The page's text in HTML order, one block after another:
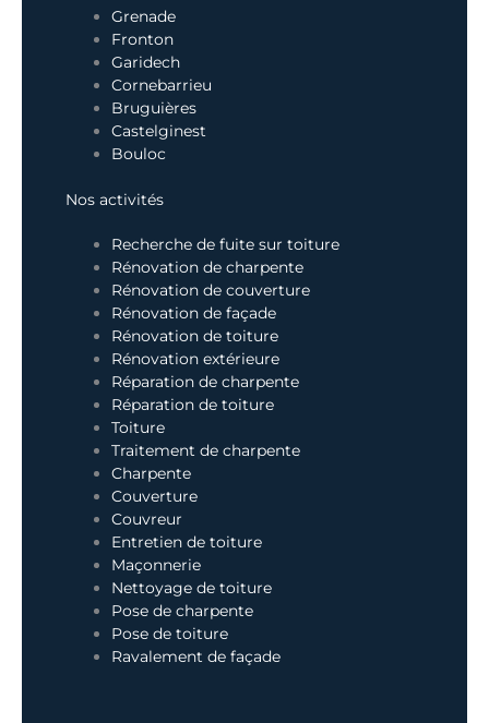
Grenade
Fronton
Garidech
Cornebarrieu
Bruguières
Castelginest
Bouloc
Nos activités
Recherche de fuite sur toiture
Rénovation de charpente
Rénovation de couverture
Rénovation de façade
Rénovation de toiture
Rénovation extérieure
Réparation de charpente
Réparation de toiture
Toiture
Traitement de charpente
Charpente
Couverture
Couvreur
Entretien de toiture
Maçonnerie
Nettoyage de toiture
Pose de charpente
Pose de toiture
Ravalement de façade